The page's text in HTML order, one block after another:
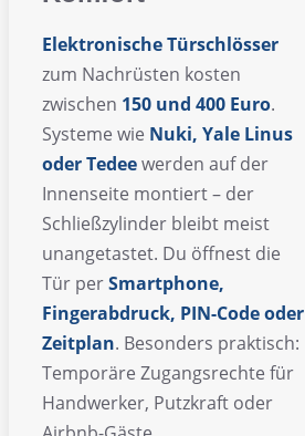
Elektronische Türschlösser
zum Nachrüsten kosten
zwischen 150 und 400 Euro.
Systeme wie Nuki, Yale Linus
oder Tedeewerden auf der
Innenseite montiert – der
Schließzylinder bleibt meist
unangetastet. Du öffnest die
Tür perSmartphone,
Fingerabdruck, PIN-Code oder
Zeitplan. Besonders praktisch:
Temporäre Zugangsrechte für
Handwerker, Putzkraft oder